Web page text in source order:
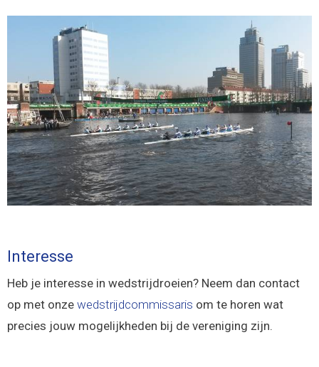
Interesse
Heb je interesse in wedstrijdroeien? Neem dan contact
op met onze wedstrijdcommissaris om te horen wat
precies jouw mogelijkheden bij de vereniging zijn.